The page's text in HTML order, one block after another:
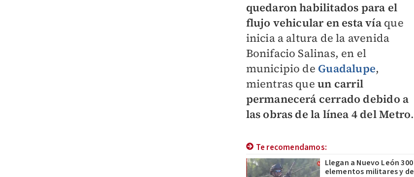
quedaron habilitados para el
flujo vehicular en esta víaque
inicia a altura de la avenida
Bonifacio Salinas, en el
municipio de Guadalupe,
mientras queun carril
permanecerá cerrado debido a
las obras de la línea 4 del Metro.
Te recomendamos:
Llegan a Nuevo León 300
elementos militares y de